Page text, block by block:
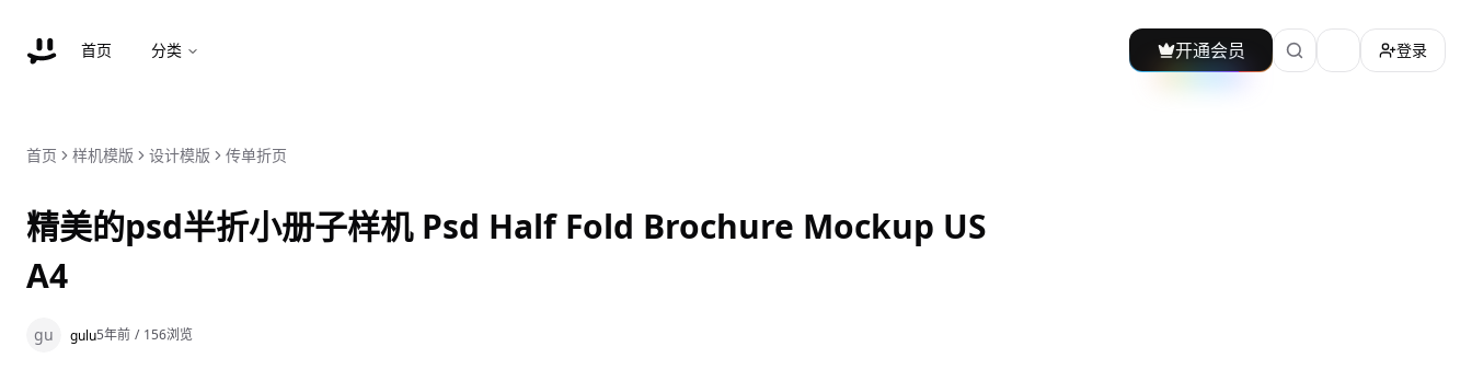
首页 分类 开通会员 加载主题切换
登录
首页 样机模版 设计模版 传单折页
精美的psd半折小册子样机 Psd Half Fold Brochure Mockup US
A4
gu gulu5年前 / 156浏览